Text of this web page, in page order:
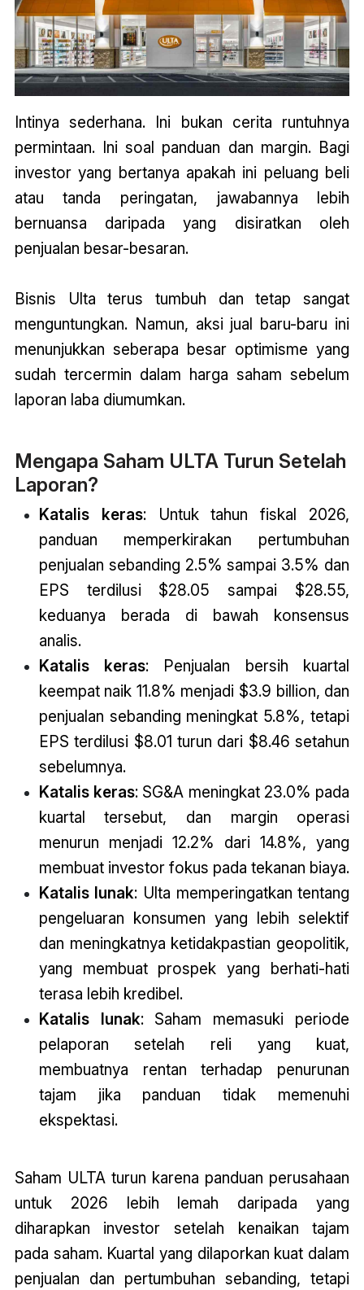
Intinya sederhana. Ini bukan cerita runtuhnya
permintaan. Ini soal panduan dan margin. Bagi
investor yang bertanya apakah ini peluang beli
atau tanda peringatan, jawabannya lebih
bernuansa daripada yang disiratkan oleh
penjualan besar-besaran.
Bisnis Ulta terus tumbuh dan tetap sangat
menguntungkan. Namun, aksi jual baru-baru ini
menunjukkan seberapa besar optimisme yang
sudah tercermin dalam harga saham sebelum
laporan laba diumumkan.
Mengapa Saham ULTA Turun Setelah
Laporan?
Katalis keras: Untuk tahun fiskal 2026,
panduan memperkirakan pertumbuhan
penjualan sebanding 2.5% sampai 3.5% dan
EPS terdilusi $28.05 sampai $28.55,
keduanya berada di bawah konsensus
analis.
Katalis keras: Penjualan bersih kuartal
keempat naik 11.8% menjadi $3.9 billion, dan
penjualan sebanding meningkat 5.8%, tetapi
EPS terdilusi $8.01 turun dari $8.46 setahun
sebelumnya.
Katalis keras: SG&A meningkat 23.0% pada
kuartal tersebut, dan margin operasi
menurun menjadi 12.2% dari 14.8%, yang
membuat investor fokus pada tekanan biaya.
Katalis lunak: Ulta memperingatkan tentang
pengeluaran konsumen yang lebih selektif
dan meningkatnya ketidakpastian geopolitik,
yang membuat prospek yang berhati-hati
terasa lebih kredibel.
Katalis lunak: Saham memasuki periode
pelaporan setelah reli yang kuat,
membuatnya rentan terhadap penurunan
tajam jika panduan tidak memenuhi
ekspektasi.
Saham ULTA turun karena panduan perusahaan
untuk 2026 lebih lemah daripada yang
diharapkan investor setelah kenaikan tajam
pada saham. Kuartal yang dilaporkan kuat dalam
penjualan dan pertumbuhan sebanding, tetapi